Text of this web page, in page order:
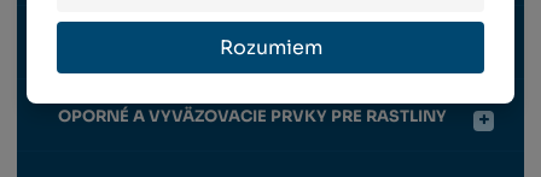
Rozumiem
VÝSADBA A VÝŽIVA RASTLÍN
OPORNÉ A VYVÄZOVACIE PRVKY PRE RASTLINY